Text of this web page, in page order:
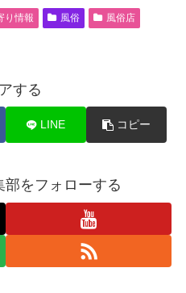
り情報 風俗 風俗店
する
LINE コピー
をフォローする